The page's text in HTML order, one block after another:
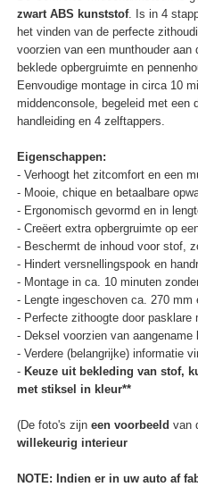
zwart ABS kunststof. Is in 4
het vinden van de perfecte
voorzien van een munthouder
beklede opbergruimte en
Eenvoudige montage in circa 10
middenconsole, begeleid met een
handleiding en 4 zelftappers.
Eigenschappen:
- Verhoogt het zitcomfort en een
- Mooie, chique en betaalbare
- Ergonomisch gevormd en in
- Creëert extra opbergruimte op
- Beschermt de inhoud voor stof,
- Hindert versnellingspook en
- Montage in ca. 10 minuten
- Lengte ingeschoven ca. 270 mm
- Perfecte zithoogte door pasklare
- Deksel voorzien van
- Verdere (belangrijke) informatie
- Keuze uit bekleding van stof,
met stiksel in kleur**
(De foto's zijn een voorbeeld van
willekeurig interieur
NOTE: Indien er in uw auto af